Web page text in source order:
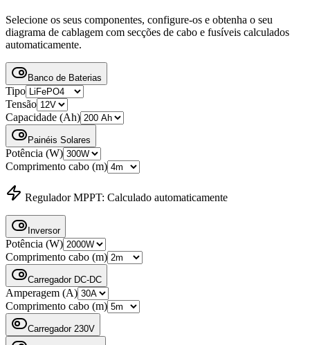
Selecione os seus componentes, configure-os e obtenha o seu
diagrama de cablagem com secções de cabo e fusíveis calculados
automaticamente.
Banco de Baterias
Tipo
Tensão
Capacidade (Ah)
Painéis Solares
Potência (W)
Comprimento cabo (m)
Regulador MPPT: Calculado automaticamente
Inversor
Potência (W)
Comprimento cabo (m)
Carregador DC-DC
Amperagem (A)
Comprimento cabo (m)
Carregador 230V